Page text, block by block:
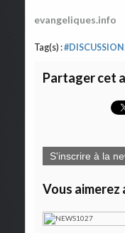
evangeliques.info
Tag(s) :
Partager cet
S'inscrire à la
Vous aimerez